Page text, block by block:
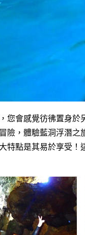
您會感覺彷彿置身於
險，體驗藍洞浮潛之
特點是其易於享受！